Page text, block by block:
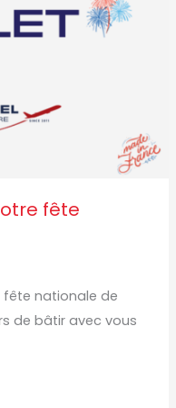
fête
fête nationale de
de bâtir avec vous